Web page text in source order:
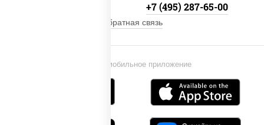
Установи мобильное приложение
+7 (495) 287-65-00
Обратная связь